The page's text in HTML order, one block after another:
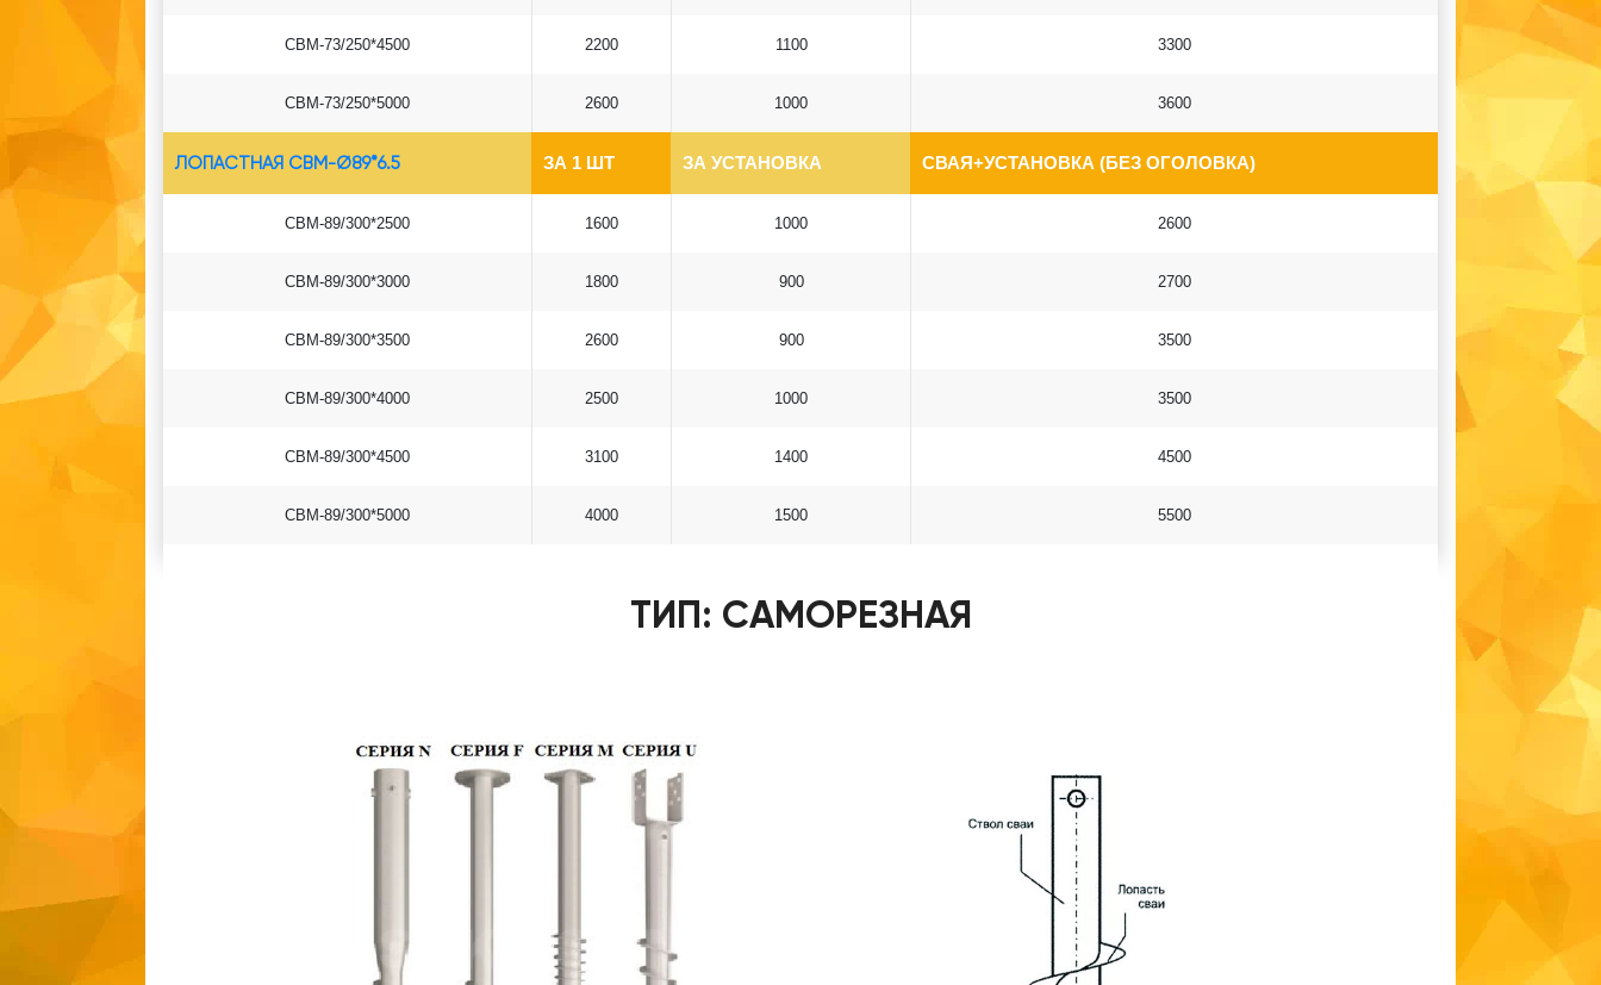
СВМ-73/250*4500 2200 1100 3300
СВМ-73/250*5000 2600 1000 3600
ЛОПАСТНАЯ СВМ-Ø89*6.5 ЗА 1 ШТ ЗА УСТАНОВКА СВАЯ+УСТАНОВКА (БЕЗ ОГОЛОВКА)
СВМ-89/300*2500 1600 1000 2600
СВМ-89/300*3000 1800 900 2700
СВМ-89/300*3500 2600 900 3500
СВМ-89/300*4000 2500 1000 3500
СВМ-89/300*4500 3100 1400 4500
СВМ-89/300*5000 4000 1500 5500
ТИП: САМОРЕЗНАЯ